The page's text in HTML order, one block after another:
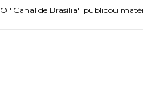
O "Canal de Brasília" publicou